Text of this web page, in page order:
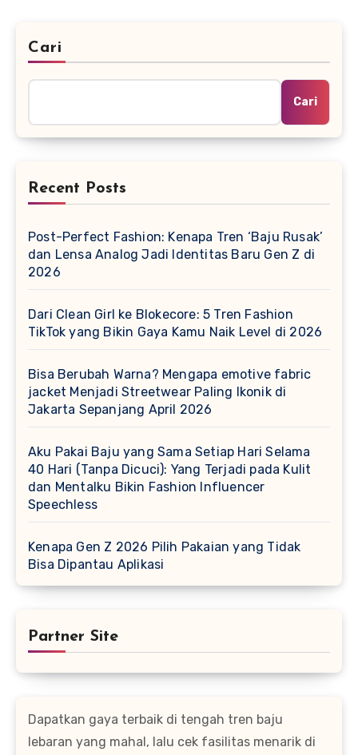
Cari
Cari
Recent Posts
Post-Perfect Fashion: Kenapa Tren ‘Baju Rusak’
dan Lensa Analog Jadi Identitas Baru Gen Z di
2026
Dari Clean Girl ke Blokecore: 5 Tren Fashion
TikTok yang Bikin Gaya Kamu Naik Level di 2026
Bisa Berubah Warna? Mengapa emotive fabric
jacket Menjadi Streetwear Paling Ikonik di
Jakarta Sepanjang April 2026
Aku Pakai Baju yang Sama Setiap Hari Selama
40 Hari (Tanpa Dicuci): Yang Terjadi pada Kulit
dan Mentalku Bikin Fashion Influencer
Speechless
Kenapa Gen Z 2026 Pilih Pakaian yang Tidak
Bisa Dipantau Aplikasi
Partner Site
Dapatkan gaya terbaik di tengah tren baju
lebaran yang mahal, lalu cek fasilitas menarik di